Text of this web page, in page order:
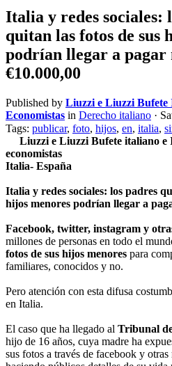
Italia y redes sociales:
quitan las fotos de sus
podrían llegar a pagar
€10.000,00
Published by Liuzzi e Liuzzi Bufete
Economistas in Derecho italiano ·
Tags: publicar, foto, hijos, en, italia,
Liuzzi e Liuzzi Bufete italiano e
economistas
Italia- España
Italia y redes sociales: los padres
hijos menores podrían llegar a
Facebook, twitter, instagram y
millones de personas en todo el
fotos de sus hijos menores para
familiares, conocidos y no.
Pero atención con esta difusa
en Italia.
El caso que ha llegado al Tribunal
hijo de 16 años, cuya madre ha
sus fotos a través de facebook y